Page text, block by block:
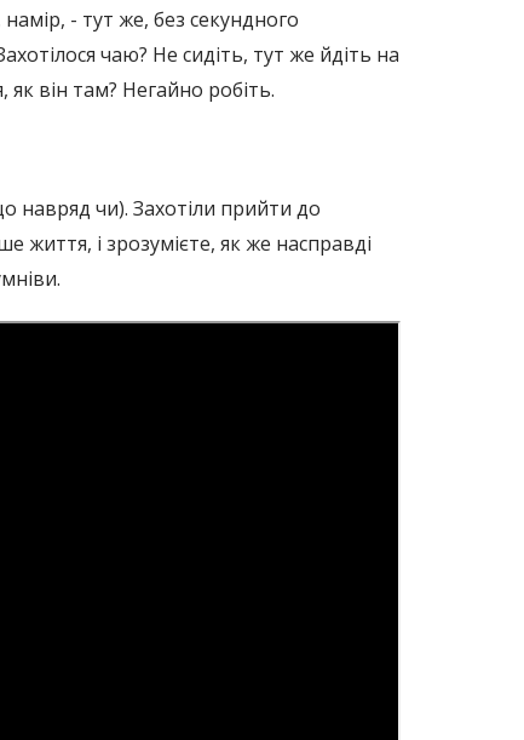
- тут же, без секундного
чаю? Не сидіть, тут же йдіть на
він там? Негайно робіть.
навряд чи). Захотіли прийти до
життя, і зрозумієте, як же насправді